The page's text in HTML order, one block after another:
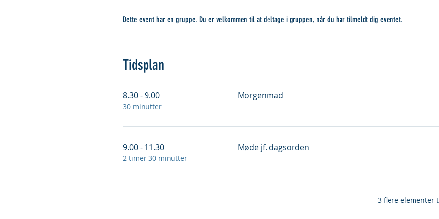
Dette event har en gruppe. Du er velkommen til at deltage i gruppen, når du har tilmeldt dig eventet.
Tidsplan
8.30 - 9.00
30 minutter
Morgenmad
9.00 - 11.30
2 timer 30 minutter
Møde jf. dagsorden
3 flere elementer